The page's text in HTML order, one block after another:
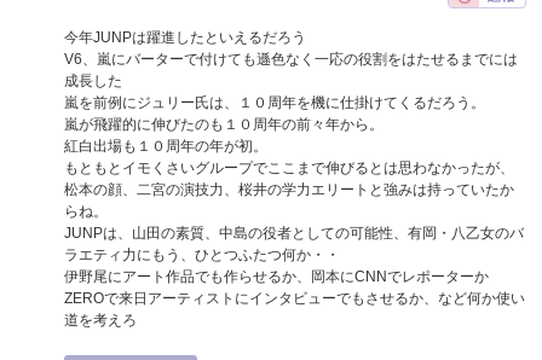
今年JUNPは躍進したといえるだろう
V6、嵐にバーターで付けても遜色なく一応の役割をはたせるまでには
成長した
嵐を前例にジュリー氏は、１０周年を機に仕掛けてくるだろう。
嵐が飛躍的に伸びたのも１０周年の前々年から。
紅白出場も１０周年の年が初。
もともとイモくさいグループでここまで伸びるとは思わなかったが、
松本の顔、二宮の演技力、桜井の学力エリートと強みは持っていたか
らね。
JUNPは、山田の素質、中島の役者としての可能性、有岡・八乙女のバ
ラエティ力にもう、ひとつふたつ何か・・
伊野尾にアート作品でも作らせるか、岡本にCNNでレポーターか
ZEROで来日アーティストにインタビューでもさせるか、など何か使い
道を考えろ